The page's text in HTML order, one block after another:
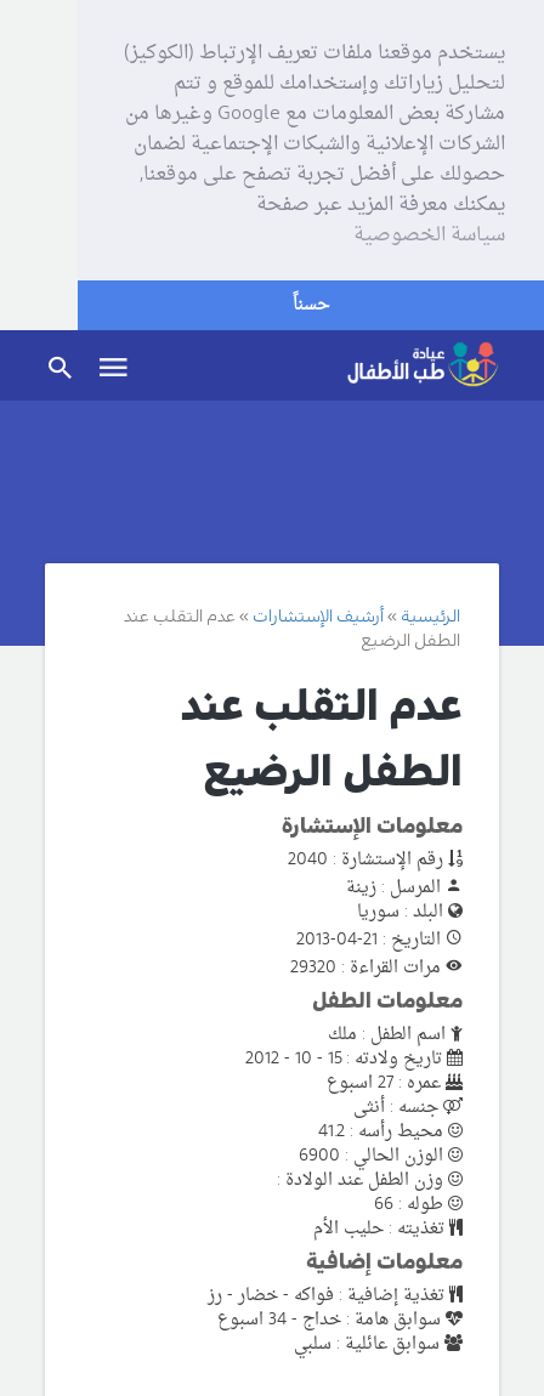
يستخدم موقعنا ملفات تعريف الإرتباط (الكوكيز)
لتحليل زياراتك وإستخدامك للموقع و تتم
مشاركة بعض المعلومات مع Google وغيرها من
الشركات الإعلانية والشبكات الإجتماعية لضمان
حصولك على أفضل تجربة تصفح على موقعنا,
يمكنك معرفة المزيد عبر صفحة
سياسة الخصوصية
حسناً
الرئيسية أرشيف الإستشارات
عدم التقلب عند
الطفل الرضيع
عدم التقلب عند
الطفل الرضيع
معلومات الإستشارة
رقم الإستشارة : 2040
المرسل : زينة
البلد : سوريا
التاريخ : 21-04-2013
مرات القراءة : 29320
معلومات الطفل
اسم الطفل : ملك
تاريخ ولادته : 15 - 10 - 2012
عمره : 27 اسبوع
جنسه : أنثى
محيط رأسه : 41.2
الوزن الحالي : 6900
وزن الطفل عند الولادة :
طوله : 66
تغذيته : حليب الأم
معلومات إضافية
تغذية إضافية : فواكه - خضار - رز
سوابق هامة : خداج - 34 اسبوع
سوابق عائلية : سلبي